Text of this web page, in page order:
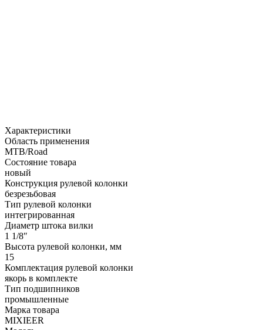
Характеристики
Область применения
MTB/Road
Состояние товара
новый
Конструкция рулевой колонки
безрезьбовая
Тип рулевой колонки
интегрированная
Диаметр штока вилки
1 1/8″
Высота рулевой колонки, мм
15
Комплектация рулевой колонки
якорь в комплекте
Тип подшипников
промышленные
Марка товара
MIXIEER